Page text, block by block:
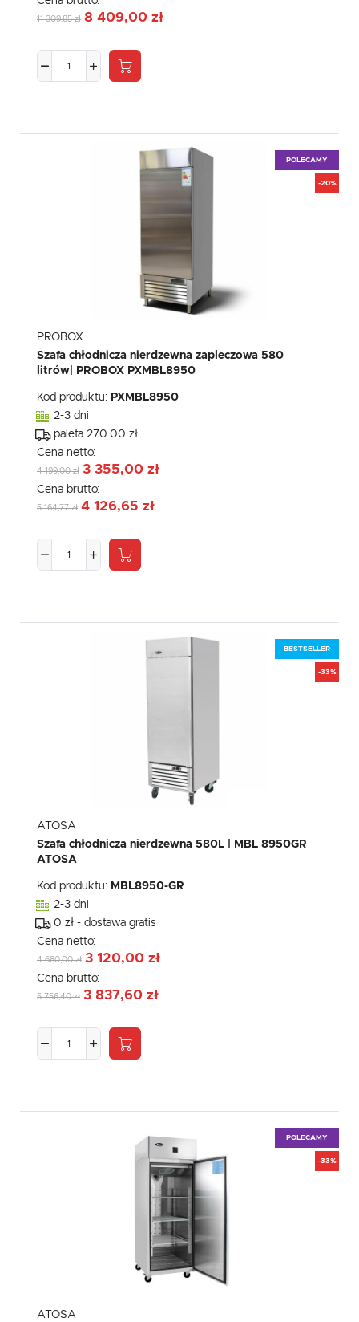
11 309,85 zł 8 409,00 zł
POLECAMY
-20%
PROBOX
Szafa chłodnicza nierdzewna zapleczowa 580
litrów| PROBOX PXMBL8950
Kod produktu: PXMBL8950
2-3 dni
paleta 270.00 zł
Cena netto:
4 199,00 zł 3 355,00 zł
Cena brutto:
5 164,77 zł 4 126,65 zł
BESTSELLER
-33%
ATOSA
Szafa chłodnicza nierdzewna 580L | MBL 8950GR
ATOSA
Kod produktu: MBL8950-GR
2-3 dni
0 zł - dostawa gratis
Cena netto:
4 680,00 zł 3 120,00 zł
Cena brutto:
5 756,40 zł 3 837,60 zł
POLECAMY
-33%
ATOSA